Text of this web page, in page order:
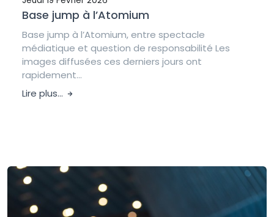
Base jump à l’Atomium
Base jump à l’Atomium, entre spectacle
médiatique et question de responsabilité Les
images diffusées ces derniers jours ont
rapidement...
Lire plus...